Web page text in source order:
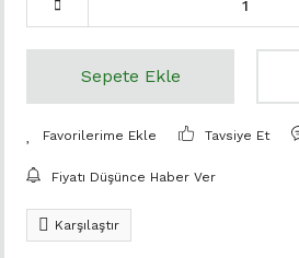
Sepete Ekle
Tavsiye Et
Fiyatı Düşünce Haber Ver
Karşılaştır